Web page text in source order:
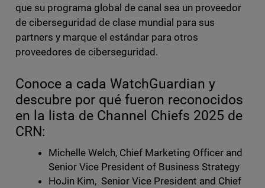
que su programa global de canal sea un proveedor
de ciberseguridad de clase mundial para sus
partners y marque el estándar para otros
proveedores de ciberseguridad.
Conoce a cada WatchGuardian y
descubre por qué fueron reconocidos
en la lista de Channel Chiefs 2025 de
CRN:
Michelle Welch, Chief Marketing Officer and
Senior Vice President of Business Strategy
HoJin Kim, Senior Vice President and Chief